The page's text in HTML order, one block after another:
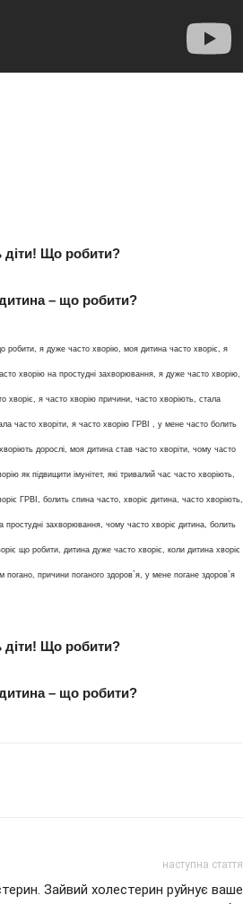
діти! Що робити?
– що робити?
робити, я дуже часто хворію, моя дитина часто хворіє, я
хворію на простудні захворювання, я дуже часто хворію,
хворіє, я часто хворію причини, часто хворіють, стала
часто хворіти, я часто хворію ГРВІ , у мене часто болить
дорослі, моя дитина став часто хворіти, чому часто
як підвищити імунітет, які тривалий час часто хворіють,
ГРВІ, болить спина часто, хворіє дитина, часто хворіють,
простудні захворювання, чому часто хворіє дитина, болить
що робити, дитина дуже часто хворіє, коли дитина хворіє
причини поганого здоров`я, у мене погане здоров`я
діти! Що робити?
– що робити?
наступна стаття
Зайвий холестерин руйнує ваше